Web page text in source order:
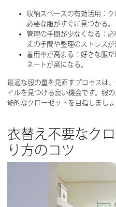
収納スペースの有効活用 ：
必要な服がすぐに見つかる。
管理の手間が少なくなる ：
えの手間や整理のストレスが
着用率が高まる ：好きな服
ネートが楽になる。
最適な服の量を見直すプロセスは、
イルを見つける良い機会です。服
能的なクローゼットを目指しましょ
衣替え不要なク
り方のコツ